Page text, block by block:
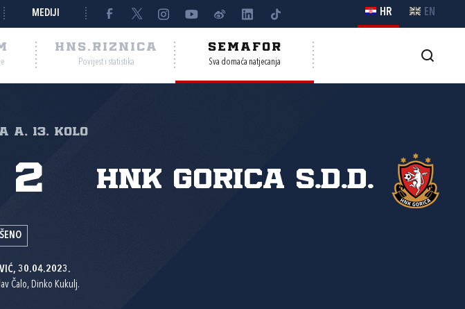
MEDIJI HR EN
HNS.RIZNICA
Povijest i statistika
SEMAFOR
Sva domaća natjecanja
A, 13. kolo
HNK Gorica s.d.d.
2
30.04.2023.
Čalo, Dinko Kukulj.